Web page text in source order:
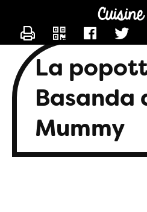
La
Basanda
Mummy
CONTACTER